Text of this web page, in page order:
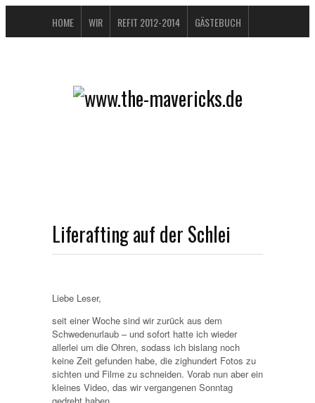
HOME WIR REFIT 2012-2014 GÄSTEBUCH
DATENSCHUTZERKLÄRUNG
Liferafting auf der Schlei
Liebe Leser,
seit einer Woche sind wir zurück aus dem
Schwedenurlaub – und sofort hatte ich wieder
allerlei um die Ohren, sodass ich bislang noch
keine Zeit gefunden habe, die zighundert Fotos zu
sichten und Filme zu schneiden. Vorab nun aber ein
kleines Video, das wir vergangenen Sonntag